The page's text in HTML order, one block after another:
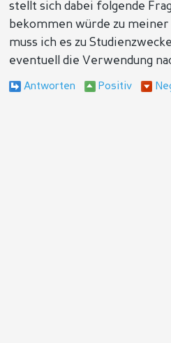
stellt sich dabei folgende
bekommen würde zu
muss ich es zu
eventuell die Verwendung